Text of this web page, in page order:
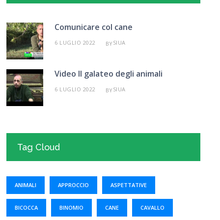
Comunicare col cane
6 LUGLIO 2022 BYSIUA
Video Il galateo degli animali
6 LUGLIO 2022 BYSIUA
Tag Cloud
ANIMALI APPROCCIO ASPETTATIVE
BICOCCA BINOMIO CANE CAVALLO